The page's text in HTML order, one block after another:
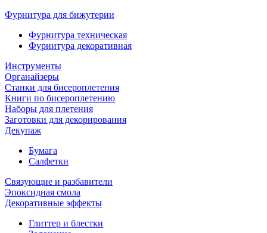
Фурнитура для бижутерии
Фурнитура техническая
Фурнитура декоративная
Инструменты
Органайзеры
Станки для бисероплетения
Книги по бисероплетению
Наборы для плетения
Заготовки для декорирования
Декупаж
Бумага
Салфетки
Связующие и разбавители
Эпоксидная смола
Декоративные эффекты
Глиттер и блестки